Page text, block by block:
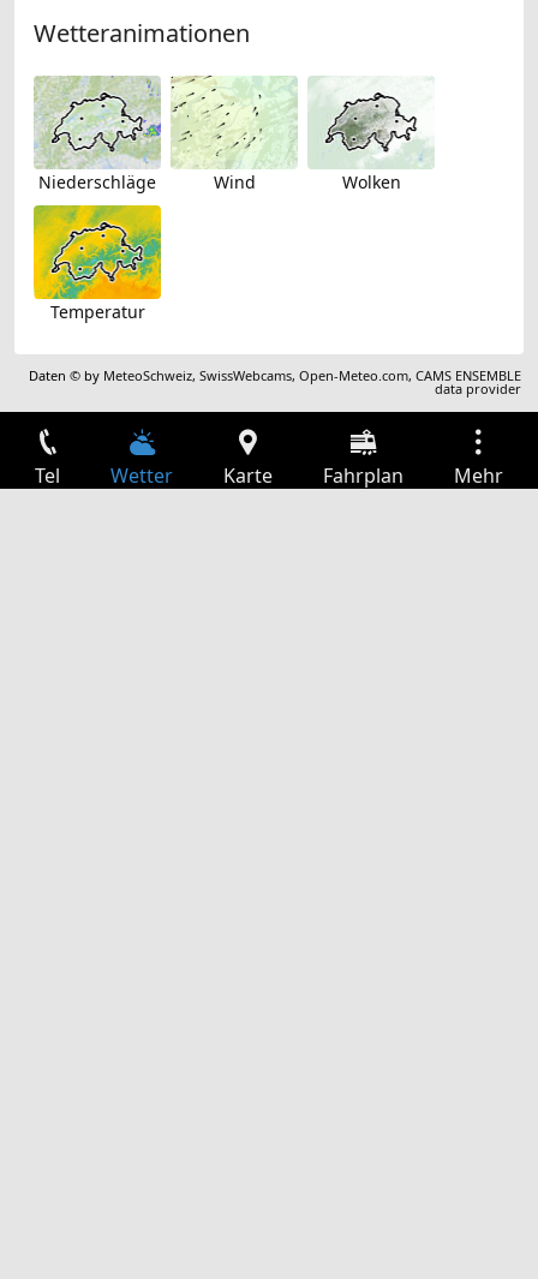
Wetteranimationen
Niederschläge Wind Wolken
Temperatur
Daten © by MeteoSchweiz,SwissWebcams,Open-Meteo.com,CAMS ENSEMBLE
data provider
Tel Wetter Karte Fahrplan Mehr